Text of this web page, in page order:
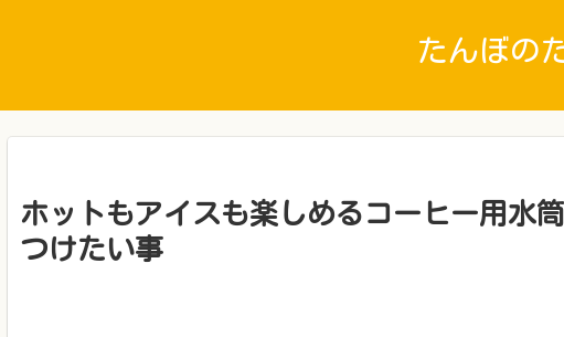
たんぼの
ホットもアイスも楽しめるコーヒー用水
つけたい事